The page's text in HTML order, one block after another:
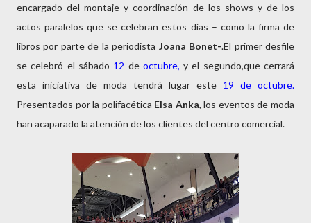
encargado del montaje y coordinación de los shows y de los
actos paralelos que se celebran estos días – como la firma de
libros por parte de la periodista Joana Bonet-.El primer desfile
se celebró el sábado 12 de octubre, y el segundo,que cerrará
esta iniciativa de moda tendrá lugar este 19 de octubre.
Presentados por la polifacética Elsa Anka, los eventos de moda
han acaparado la atención de los clientes del centro comercial.